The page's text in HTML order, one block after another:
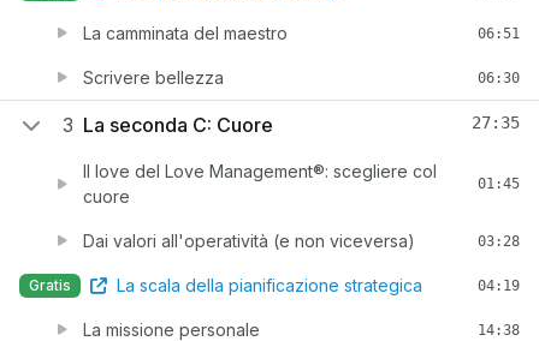
La camminata del maestro 06:51
Scrivere bellezza 06:30
3 La seconda C: Cuore 27:35
Il love del Love Management®: scegliere col
cuore
01:45
Dai valori all'operatività (e non viceversa) 03:28
Gratis La scala della pianificazione strategica 04:19
La missione personale 14:38